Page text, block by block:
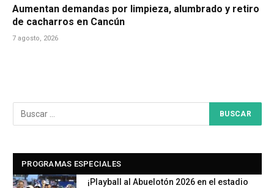
Aumentan demandas por limpieza, alumbrado y retiro
de cacharros en Cancún
7 agosto, 2026
PROGRAMAS ESPECIALES
¡Playball al Abuelotón 2026 en el estadio